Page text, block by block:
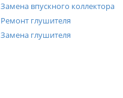
Замена впускного коллектора
Ремонт глушителя
Замена глушителя